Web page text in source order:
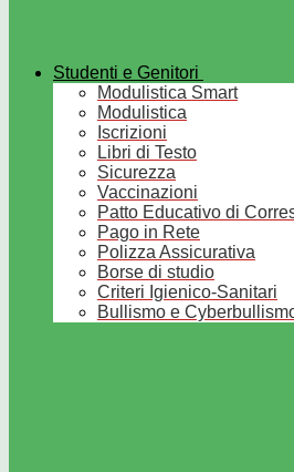
Studenti e Genitori
Modulistica Smart
Modulistica
Iscrizioni
Libri di Testo
Sicurezza
Vaccinazioni
Patto Educativo di
Pago in Rete
Polizza Assicurativa
Borse di studio
Criteri Igienico-Sanitari
Bullismo e